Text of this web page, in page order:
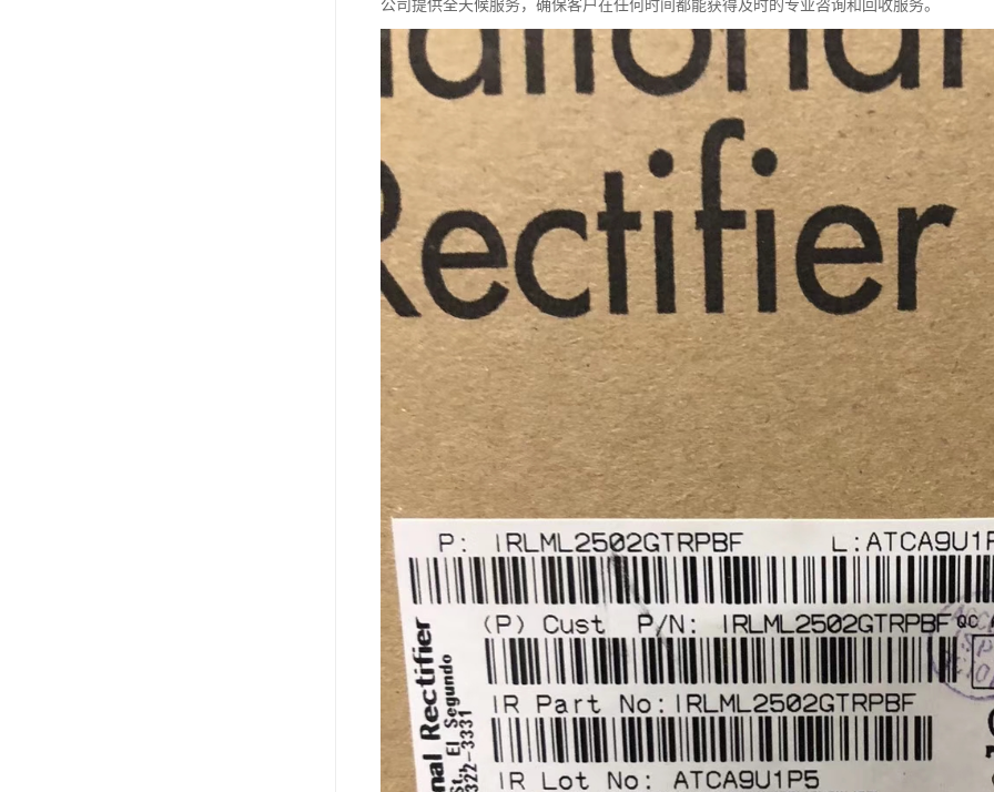
公司提供全天候服务，确保客户在任何时间都能获得及时的专业咨询和回收服务。